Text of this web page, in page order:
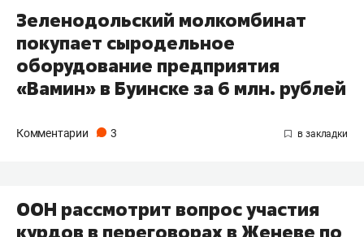
Зеленодольский молкомбинат
покупает сыродельное
оборудование предприятия
«Вамин» в Буинске за 6 млн. рублей
Комментарии 3
ООН рассмотрит вопрос участия
курдов в переговорах в Женеве по